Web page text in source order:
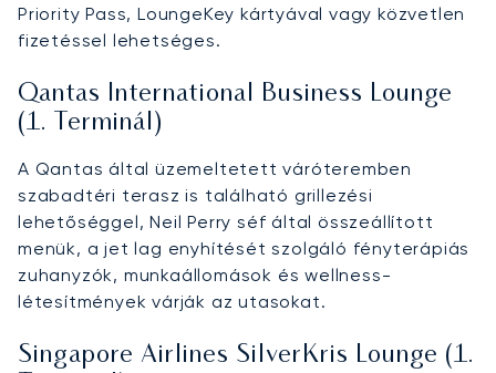
Priority Pass, LoungeKey kártyával vagy közvetlen
fizetéssel lehetséges.
Qantas International Business Lounge
(1. Terminál)
A Qantas által üzemeltetett váróteremben
szabadtéri terasz is található grillezési
lehetőséggel, Neil Perry séf által összeállított
menük, a jet lag enyhítését szolgáló fényterápiás
zuhanyzók, munkaállomások és wellness-
létesítmények várják az utasokat.
Singapore Airlines SilverKris Lounge (1.